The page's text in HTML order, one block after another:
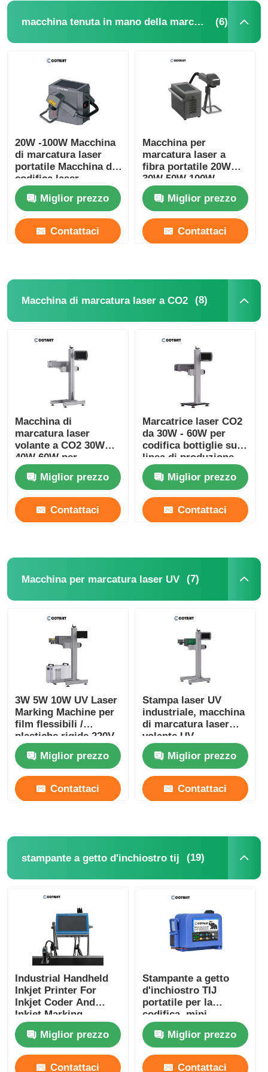
stampante a getto d'inchiostro tij
Cartucce di inchiostro industriali
Convogliatore di pagine
Stampante UV industriale
macchina tenuta in mano della marcatura del laser (6)
20W -100W Macchina
di marcatura laser
portatile Macchina di
codifica laser
portatile
Miglior prezzo
Contattaci
Macchina per
marcatura laser a
fibra portatile 20W
30W 50W 100W
marcatore laser
portatile per metallo
Miglior prezzo
Contattaci
Macchina di marcatura laser a CO2 (8)
Macchina di
marcatura laser
volante a CO2 30W
40W 60W per
elettronica /
farmaceutica
Miglior prezzo
Contattaci
Marcatrice laser CO2
da 30W - 60W per
codifica bottiglie su
linea di produzione
Miglior prezzo
Contattaci
Macchina per marcatura laser UV (7)
3W 5W 10W UV Laser
Marking Machine per
film flessibili /
plastiche rigide 220V
50HZ
Miglior prezzo
Contattaci
Stampa laser UV
industriale, macchina
di marcatura laser
volante UV
Miglior prezzo
Contattaci
stampante a getto d'inchiostro tij (19)
Industrial Handheld
Inkjet Printer For
Inkjet Coder And
Inkjet Marking
Miglior prezzo
Contattaci
Stampante a getto
d'inchiostro TIJ
portatile per la
codifica, mini
stampante a getto
d'inchiostro portatile
Miglior prezzo
Contattaci